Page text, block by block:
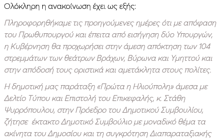
Oλόκληρη η ανακοίνωση έχει ως εξής:
Πληροφορηθήκαμε τις προηγούμενες ημέρες ότι με απόφαση
του Πρωθυπουργού και έπειτα από εισήγηση δύο Υπουργών,
η Κυβέρνηση θα προχωρήσει στην άμεση απόκτηση των 104
στρεμμάτων των θεάτρων Βράχων, Βύρωνα και Υμηττού και
στην απόδοσή τους οριστικά και αμετάκλητα στους πολίτες.
Η δημοτική μας παράταξη «Πρώτα η Ηλιούπολη» άμεσα με
Δελτίο Τύπου και Επιστολή του Επικεφαλής, κ. Στάθη
Ψυρρόπουλου, στην Πρόεδρο του Δημοτικού Συμβουλίου,
ζήτησε έκτακτο Δημοτικό Συμβούλιο με μοναδικό θέμα τα
ακίνητα του Δημοσίου και τη συγκρότηση Διαπαραταξιακής